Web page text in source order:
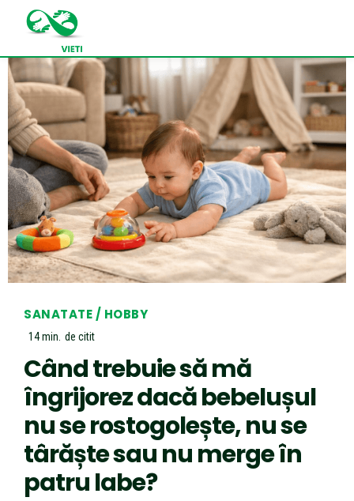
SANATATE / HOBBY
14min. de citit
Când trebuie să mă
îngrijorez dacă bebelușul
nu se rostogolește, nu se
târăște sau nu merge în
patru labe?